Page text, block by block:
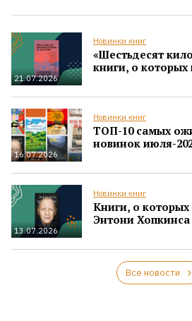
21.07.2026
Новинки книг
«Шестьдесят
книги, о которых
16.07.2026
Новинки книг
ТОП-10 самых
новинок июля-
13.07.2026
Новинки книг
Книги, о
Энтони Хопкинса
Все новости